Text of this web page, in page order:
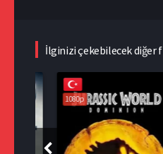
İlginizi çekebilecek diğer